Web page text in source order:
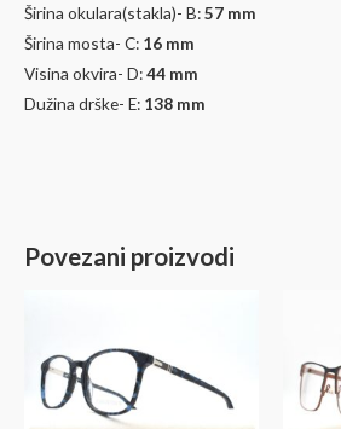
Širina okulara(stakla)- B:57 mm
Širina mosta- C: 16 mm
Visina okvira- D:44 mm
Dužina drške- E: 138 mm
Povezani proizvodi